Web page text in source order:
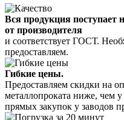
Вся продукция поступает
от производителя
и соответствует ГОСТ.
предоставляем.
Гибкие цены.
Предоставляем скидки на
металлопроката ниже, чем
прямых закупок у заводов